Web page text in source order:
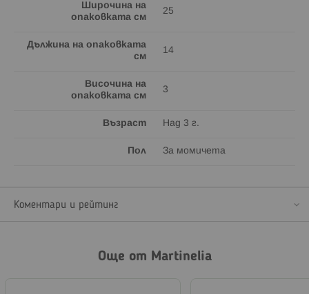
Широчина на
опаковката см
25
Дължина на опаковката
см
14
Височина на
опаковката см
3
Възраст Над 3 г.
Пол За момичета
Коментари и рейтинг
Още от Martinelia